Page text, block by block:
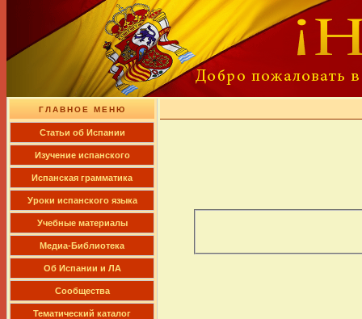
ГЛАВНОЕ МЕНЮ
Cтатьи об Испании
Изучение испанского
Испанская грамматика
Уроки испанского языка
Учебные материалы
Медиа-Библиотека
Об Испании и ЛА
Сообщества
Тематический каталог